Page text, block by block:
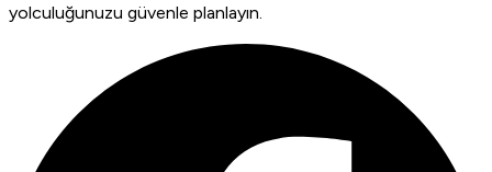
yolculuğunuzu güvenle planlayın.